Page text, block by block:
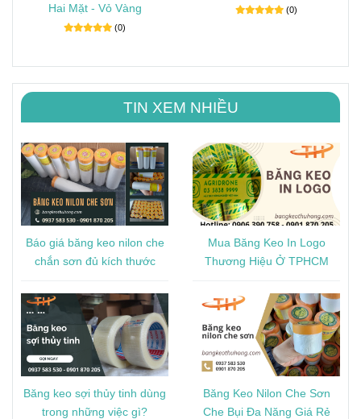
Hai Mặt - Vỏ Vàng
(0)
(0)
TIN XEM NHIỀU
Báo giá băng keo nilon che
chắn sơn đủ kích thước
Mua Băng Keo In Logo
Thương Hiệu Ở TPHCM
Băng keo sợi thủy tinh dùng
trong những việc gì?
Băng Keo Nilon Che Sơn
Che Bụi Đa Năng Giá Rẻ